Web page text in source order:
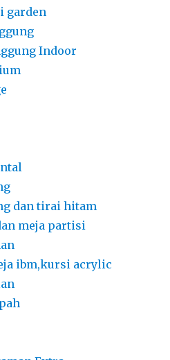
garden
Indoor
dan tirai hitam
meja partisi
ibm,kursi acrylic